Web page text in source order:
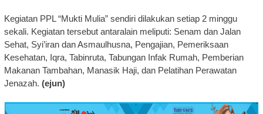
Kegiatan PPL “Mukti Mulia” sendiri dilakukan setiap 2 minggu
sekali. Kegiatan tersebut antaralain meliputi: Senam dan Jalan
Sehat, Syi’iran dan Asmaulhusna, Pengajian, Pemeriksaan
Kesehatan, Iqra, Tabinruta, Tabungan Infak Rumah, Pemberian
Makanan Tambahan, Manasik Haji, dan Pelatihan Perawatan
Jenazah. (ejun)